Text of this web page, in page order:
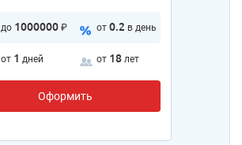
до 1000000 ₽ от 0.2 в день
от 1 дней от 18 лет
Оформить